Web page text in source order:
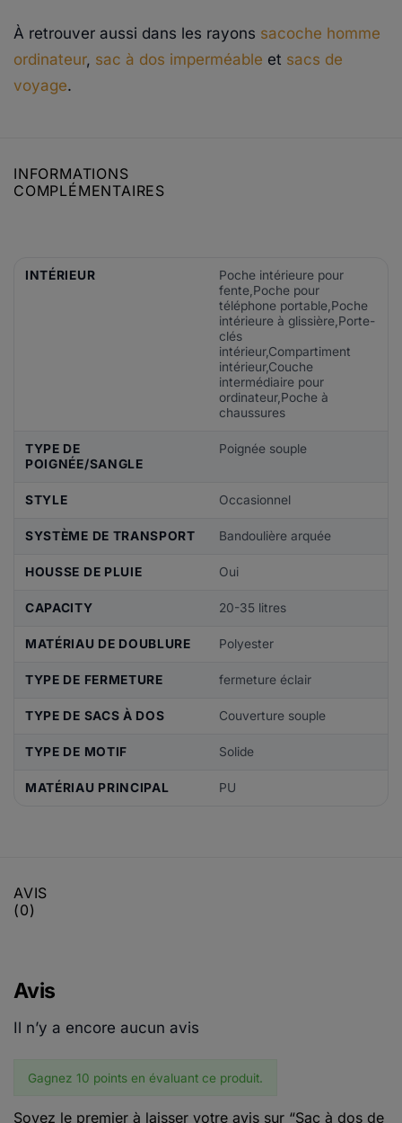
À retrouver aussi dans les rayons sacoche homme
ordinateur, sac à dos imperméable et sacs de
voyage.
INFORMATIONS
COMPLÉMENTAIRES
INTÉRIEUR
Poche intérieure pour
fente,Poche pour
téléphone portable,Poche
intérieure à glissière,Porte-
clés
intérieur,Compartiment
intérieur,Couche
intermédiaire pour
ordinateur,Poche à
chaussures
TYPE DE
POIGNÉE/SANGLE
Poignée souple
STYLE Occasionnel
SYSTÈME DE TRANSPORT Bandoulière arquée
HOUSSE DE PLUIE Oui
CAPACITY 20-35 litres
MATÉRIAU DE DOUBLURE Polyester
TYPE DE FERMETURE fermeture éclair
TYPE DE SACS À DOS Couverture souple
TYPE DE MOTIF Solide
MATÉRIAU PRINCIPAL PU
AVIS
(0)
Avis
Il n’y a encore aucun avis
Gagnez 10 points en évaluant ce produit.
Soyez le premier à laisser votre avis sur “Sac à dos de